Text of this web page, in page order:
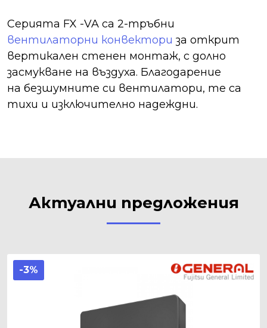
Серията FX -VA са 2-тръбни
вентилаторни конвектори за открит
вертикален стенен монтаж, с долно
засмукване на въздуха. Благодарение
на безшумните си вентилатори, те са
тихи и изключително надеждни.
Актуални предложения
-3%